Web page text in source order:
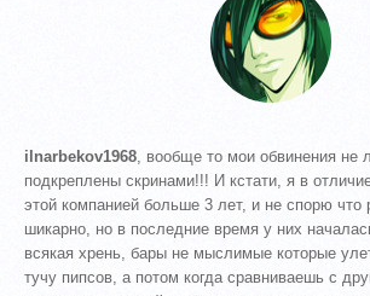
ilnarbekov1968 , вообще то мои обвинения
подкреплены скринами!!! И кстати, я в
этой компанией больше 3 лет, и не спорю что
шикарно, но в последние время у них
всякая хрень, бары не мыслимые которые
тучу пипсов, а потом когда сравниваешь с